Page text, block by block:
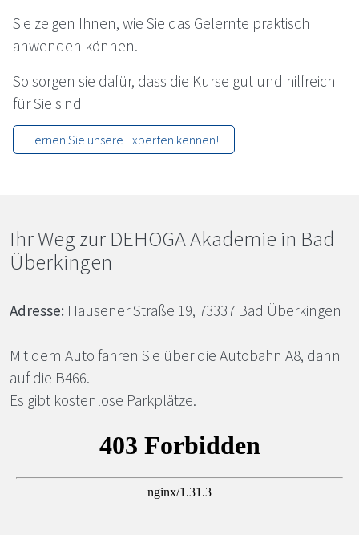
Sie zeigen Ihnen, wie Sie das Gelernte praktisch
anwenden können.
So sorgen sie dafür, dass die Kurse gut und hilfreich
für Sie sind
Lernen Sie unsere Experten kennen!
Ihr Weg zur DE­HO­GA Aka­de­mie in Bad
Über­kin­gen
Adresse: Hausener Straße 19, 73337 Bad Überkingen
Mit dem Auto fahren Sie über die Autobahn A8, dann
auf die B466.
Es gibt kostenlose Parkplätze.